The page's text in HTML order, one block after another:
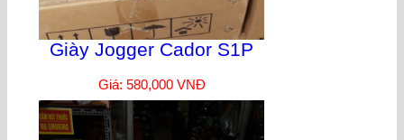
Giày Jogger Cador S1P
Giá: 580,000 VNĐ